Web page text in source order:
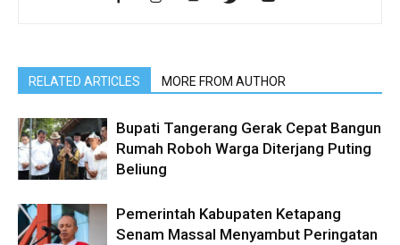
RELATED ARTICLES MORE FROM AUTHOR
Bupati Tangerang Gerak Cepat Bangun
Rumah Roboh Warga Diterjang Puting
Beliung
Pemerintah Kabupaten Ketapang
Senam Massal Menyambut Peringatan